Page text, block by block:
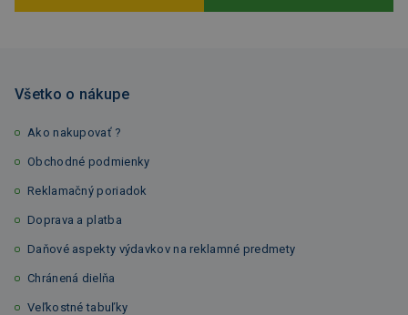
Všetko o nákupe
Ako nakupovať ?
Obchodné podmienky
Reklamačný poriadok
Doprava a platba
Daňové aspekty výdavkov na reklamné predmety
Chránená dielňa
Veľkostné tabuľky